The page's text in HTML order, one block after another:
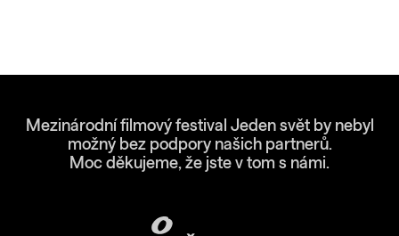
Mezinárodní filmový festival Jeden svět by nebyl
možný bez podpory našich partnerů.
Moc děkujeme, že jste v tom s námi.